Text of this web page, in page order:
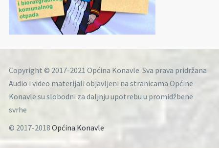
Copyright © 2017-2021 Općina Konavle. Sva prava pridržana
Audio i video materijali objavljeni na stranicama Općine
Konavle su slobodni za daljnju upotrebu u promidžbene
svrhe
© 2017-2018 Općina Konavle